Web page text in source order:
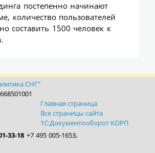
постепенно начинают
количество пользователей
составить 1500 человек к
СНГ"
Главная страница
Все страницы сайта
1С:Документооборот КОРП
33-18 +7 495 005-1653,